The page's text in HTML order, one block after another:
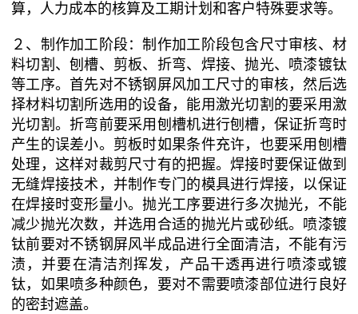
算，人力成本的核算及工期计划和客户特殊要求等。
２、制作加工阶段：制作加工阶段包含尺寸审核、材
料切割、刨槽、剪板、折弯、焊接、抛光、喷漆镀钛
等工序。首先对不锈钢屏风加工尺寸的审核，然后选
择材料切割所选用的设备，能用激光切割的要采用激
光切割。折弯前要采用刨槽机进行刨槽，保证折弯时
产生的误差小。剪板时如果条件充许，也要采用刨槽
处理，这样对裁剪尺寸有的把握。焊接时要保证做到
无缝焊接技术，并制作专门的模具进行焊接，以保证
在焊接时变形量小。抛光工序要进行多次抛光，不能
减少抛光次数，并选用合适的抛光片或砂纸。喷漆镀
钛前要对不锈钢屏风半成品进行全面清洁，不能有污
渍，并要在清洁剂挥发，产品干透再进行喷漆或镀
钛，如果喷多种颜色，要对不需要喷漆部位进行良好
的密封遮盖。